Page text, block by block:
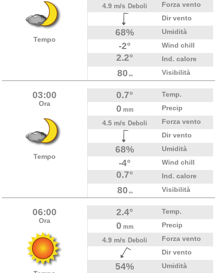
Tempo
4.9 m/s Deboli
Forza vento
Dir vento
68% Umidità
-2° Wind chill
2.2° Ind. calore
80 km Visibilità
03:00
Ora
Tempo
0.7° Temp.
0 mm
Precip
4.5 m/s Deboli
Forza vento
Dir vento
68% Umidità
-4° Wind chill
0.7° Ind. calore
80 km Visibilità
06:00
Ora
2.4° Temp.
0 mm
Precip
4.9 m/s Deboli
Forza vento
Dir vento
54% Umidità